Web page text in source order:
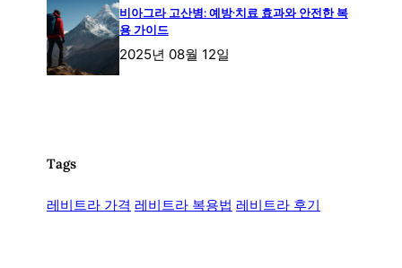
비아그라 고산병: 예방·치료 효과와 안전한 복
용 가이드
2025년 08월 12일
Tags
레비트라 가격 레비트라 복용법 레비트라 후기